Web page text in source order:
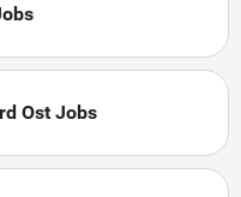
Ost Jobs